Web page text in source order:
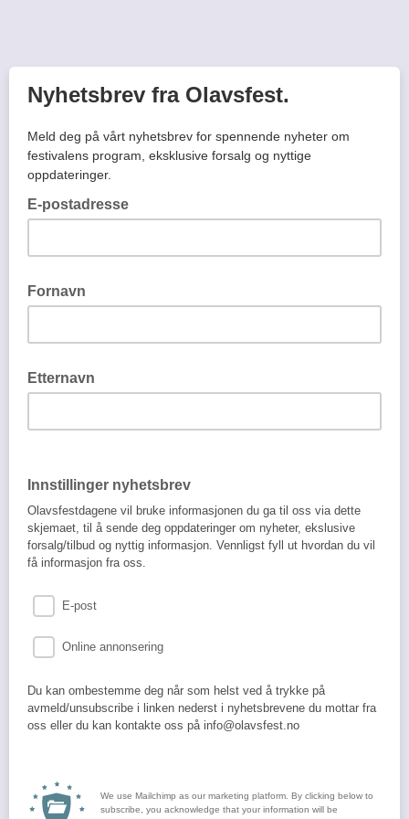
Nyhetsbrev fra Olavsfest.
Meld deg på vårt nyhetsbrev for spennende nyheter om
festivalens program, eksklusive forsalg og nyttige
oppdateringer.
E-postadresse
Fornavn
Etternavn
Innstillinger nyhetsbrev
Olavsfestdagene vil bruke informasjonen du ga til oss via dette
skjemaet, til å sende deg oppdateringer om nyheter, ekslusive
forsalg/tilbud og nyttig informasjon. Vennligst fyll ut hvordan du vil
få informasjon fra oss.
E-post
Online annonsering
Du kan ombestemme deg når som helst ved å trykke på
avmeld/unsubscribe i linken nederst i nyhetsbrevene du mottar fra
oss eller du kan kontakte oss på info@olavsfest.no
We use Mailchimp as our marketing platform. By clicking below to
subscribe, you acknowledge that your information will be